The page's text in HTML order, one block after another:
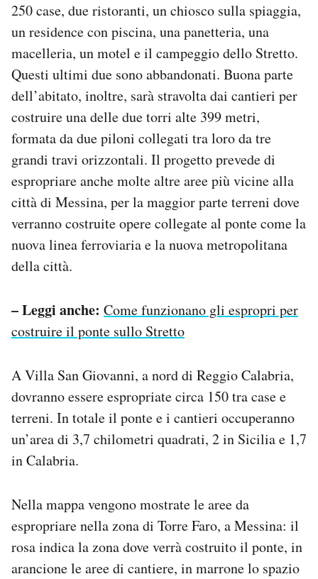
250 case, due ristoranti, un chiosco sulla spiaggia,
un residence con piscina, una panetteria, una
macelleria, un motel e il campeggio dello Stretto.
Questi ultimi due sono abbandonati. Buona parte
dell’abitato, inoltre, sarà stravolta dai cantieri per
costruire una delle due torri alte 399 metri,
formata da due piloni collegati tra loro da tre
grandi travi orizzontali. Il progetto prevede di
espropriare anche molte altre aree più vicine alla
città di Messina, per la maggior parte terreni dove
verranno costruite opere collegate al ponte come la
nuova linea ferroviaria e la nuova metropolitana
della città.
– Leggi anche: Come funzionano gli espropri per
costruire il ponte sullo Stretto
A Villa San Giovanni, a nord di Reggio Calabria,
dovranno essere espropriate circa 150 tra case e
terreni. In totale il ponte e i cantieri occuperanno
un’area di 3,7 chilometri quadrati, 2 in Sicilia e 1,7
in Calabria.
Nella mappa vengono mostrate le aree da
espropriare nella zona di Torre Faro, a Messina: il
rosa indica la zona dove verrà costruito il ponte, in
arancione le aree di cantiere, in marrone lo spazio